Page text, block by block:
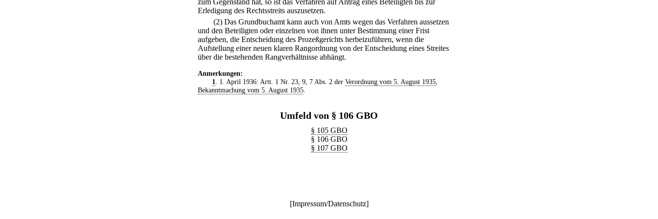
zum Gegenstand hat, so ist das Verfahren auf Antrag eines Beteiligten bis zur
Erledigung des Rechtsstreits auszusetzen.
(2) Das Grundbuchamt kann auch von Amts wegen das Verfahren aussetzen
und den Beteiligten oder einzelnen von ihnen unter Bestimmung einer Frist
aufgeben, die Entscheidung des Prozeßgerichts herbeizuführen, wenn die
Aufstellung einer neuen klaren Rangordnung von der Entscheidung eines Streites
über die bestehenden Rangverhältnisse abhängt.
Anmerkungen:
1. 1. April 1936: Artt. 1 Nr. 23, 9, 7 Abs. 2 der Verordnung vom 5. August 1935,
Bekanntmachung vom 5. August 1935.
Umfeld von § 106 GBO
§ 105 GBO
§ 106 GBO
§ 107 GBO
[Impressum/Datenschutz]